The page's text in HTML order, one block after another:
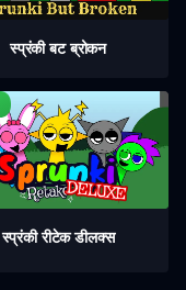
स्प्रंकी बट ब्रोकन
स्प्रंकी रीटेक डीलक्स